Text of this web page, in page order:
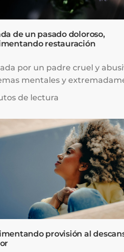
de un pasado doloroso,
restauración
por un padre cruel y
mentales y
Pasé mi infancia
Para cuando llegué a la
mi autoestima era
que era horriblemente fea,
carga para cualquiera que me
de lectura
provisión al